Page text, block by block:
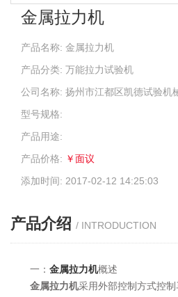
金属拉力机
产品名称: 金属拉力机
产品分类: 万能拉力试验机
公司名称: 扬州市江都区凯德试验机
型号规格:
产品用途:
产品价格: ￥面议
添加时间: 2017-02-12 14:25:03
产品介绍 / INTRODUCTION
一： 金属拉力机概述
金属拉力机采用外部控制方式控